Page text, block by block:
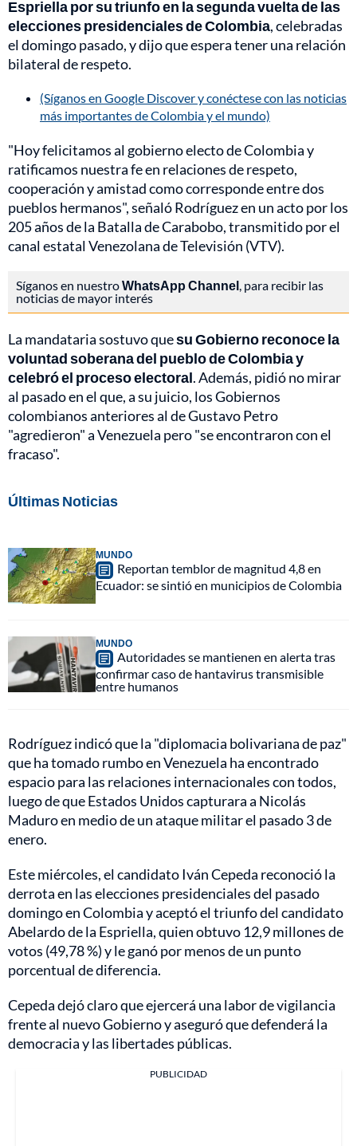
Espriella por su triunfo en la segunda vuelta de las
elecciones presidenciales de Colombia, celebradas
el domingo pasado, y dijo que espera tener una relación
bilateral de respeto.
(Síganos en Google Discover y conéctese con las noticias
más importantes de Colombia y el mundo)
"Hoy felicitamos al gobierno electo de Colombia y
ratificamos nuestra fe en relaciones de respeto,
cooperación y amistad como corresponde entre dos
pueblos hermanos", señaló Rodríguez en un acto por los
205 años de la Batalla de Carabobo, transmitido por el
canal estatal Venezolana de Televisión (VTV).
Síganos en nuestroWhatsApp Channel, para recibir las
noticias de mayor interés
La mandataria sostuvo quesu Gobierno reconoce la
voluntad soberana del pueblo de Colombia y
celebró el proceso electoral. Además, pidió no mirar
al pasado en el que, a su juicio, los Gobiernos
colombianos anteriores al de Gustavo Petro
"agredieron" a Venezuela pero "se encontraron con el
fracaso".
Últimas Noticias
MUNDO
Reportan temblor de magnitud 4,8 en
Ecuador: se sintió en municipios de Colombia
MUNDO
Autoridades se mantienen en alerta tras
confirmar caso de hantavirus transmisible
entre humanos
Rodríguez indicó que la "diplomacia bolivariana de paz"
que ha tomado rumbo en Venezuela ha encontrado
espacio para las relaciones internacionales con todos,
luego de que Estados Unidos capturara a Nicolás
Maduro en medio de un ataque militar el pasado 3 de
enero.
Este miércoles, el candidato Iván Cepeda reconoció la
derrota en las elecciones presidenciales del pasado
domingo en Colombia y aceptó el triunfo del candidato
Abelardo de la Espriella, quien obtuvo 12,9 millones de
votos (49,78 %) y le ganó por menos de un punto
porcentual de diferencia.
Cepeda dejó claro que ejercerá una labor de vigilancia
frente al nuevo Gobierno y aseguró que defenderá la
democracia y las libertades públicas.
PUBLICIDAD